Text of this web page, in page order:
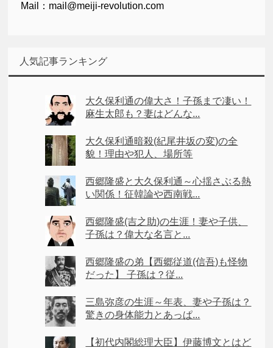
Mail：mail@meiji-revolution.com
人気記事ランキング
大久保利通の偉大さ！子孫まで凄い！
麻生太郎も？妻はどんな...
大久保利通暗殺(紀尾井坂の変)の全
貌！理由や犯人、場所等
西郷隆盛と大久保利通～心揺さぶる熱
い関係！征韓論や西南戦...
西郷隆盛(吉之助)の生涯！妻や子供、
子孫は？偉大な名言と...
西郷隆盛の弟【西郷従道(信吾)も怪物
だった】 子孫は？従...
三島弥彦の生涯～年表、妻や子孫は？
驚きの身体能力とあっぱ...
【初代内閣総理大臣】伊藤博文とはど